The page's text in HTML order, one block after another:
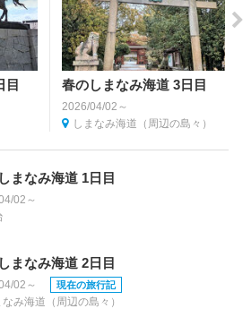
目 春のしまなみ海道 3日目
2026/04/02～
しまなみ海道（周辺の島々）
まなみ海道 1日目
02～
まなみ海道 2日目
02～ 現在の旅行記
なみ海道（周辺の島々）